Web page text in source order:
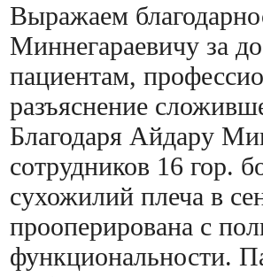
Выражаем
Миннегараевичу за
пациентам,
разъяснение
Благодаря Айдару
сотрудников 16 гор.
сухожилий плеча в
прооперирована с
функциональности.